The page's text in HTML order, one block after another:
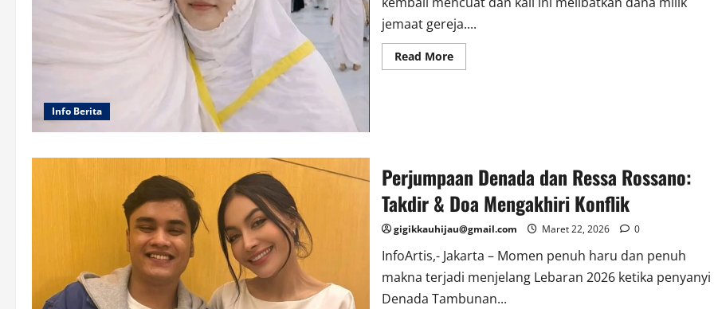
Info Berita
jemaat gereja....
Read MoreRead
more
Rp38
Miliar
Perjumpaan Denada dan Ressa Rossano:
Takdir & Doa Mengakhiri Konflik
gigikkauhijau@gmail.com Maret 22, 2026 0
InfoArtis,- Jakarta – Momen penuh haru dan penuh
makna terjadi menjelang Lebaran 2026 ketika penyanyi
Denada Tambunan...